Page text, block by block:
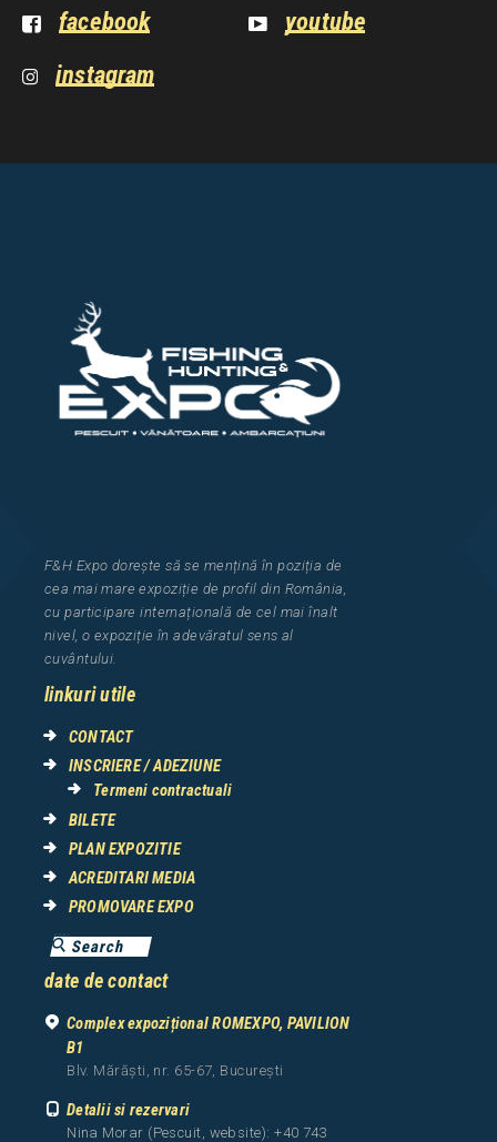
facebook
youtube
instagram
F&H Expo dorește să se mențină în poziția de
cea mai mare expoziție de profil din România,
cu participare internațională de cel maiînalt
nivel, o expoziție în adevăratul sens al
cuvântului.
linkuri utile
CONTACT
INSCRIERE / ADEZIUNE
Termeni contractuali
BILETE
PLAN EXPOZITIE
ACREDITARI MEDIA
PROMOVARE EXPO
date de contact
Complex expozițional ROMEXPO, PAVILION
B1
Blv. Mărăști, nr. 65-67, București
Detalii si rezervari
Nina Morar (Pescuit, website): +40 743